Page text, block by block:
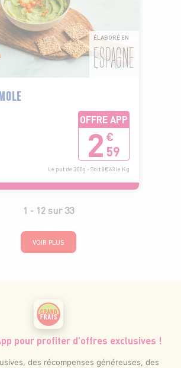
ÉLABORÉ EN
ESPAGNE
OFFRE APP
2 €
59
Le pot de 300g - Soit 8€63 le Kg
1 - 12sur33
VOIR PLUS
pour profiter d’offres exclusives !
des récompenses généreuses, des